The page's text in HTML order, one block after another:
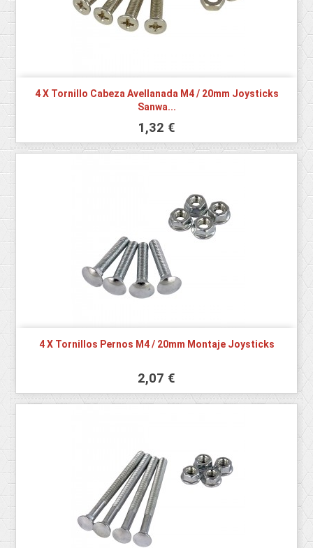
4 X Tornillo Cabeza Avellanada M4 / 20mm Joysticks
Sanwa...
1,32 €
4 X Tornillos Pernos M4 / 20mm Montaje Joysticks
2,07 €